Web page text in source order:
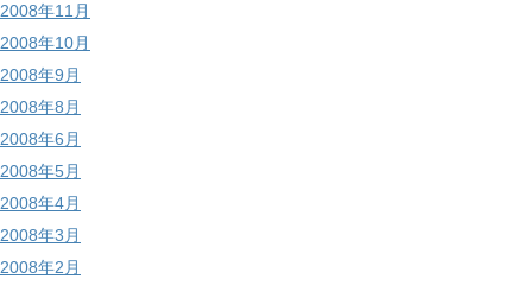
2008年11月
2008年10月
2008年9月
2008年8月
2008年6月
2008年5月
2008年4月
2008年3月
2008年2月